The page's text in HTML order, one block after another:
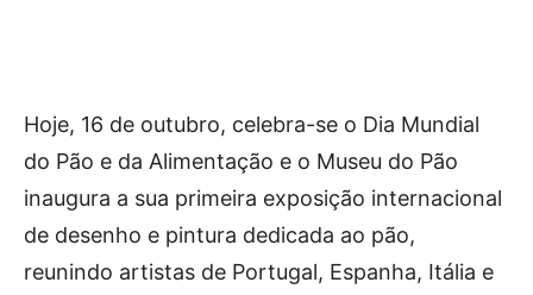
Tel. 238 310 090 (chamada para a rede fixa nacional)
E-mail: jornalsantamarinha@gmail.com
Instagram
Hoje, 16 de outubro, celebra-se o Dia Mundial
do Pão e da Alimentação e o Museu do Pão
inaugura a sua primeira exposição internacional
de desenho e pintura dedicada ao pão,
reunindo artistas de Portugal, Espanha, Itália e